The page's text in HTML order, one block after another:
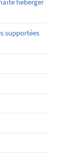
supportées